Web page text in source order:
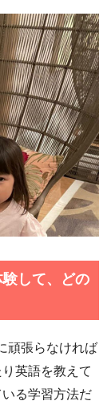
して、どの
頑張らなければ
英語を教えて
る学習方法だ